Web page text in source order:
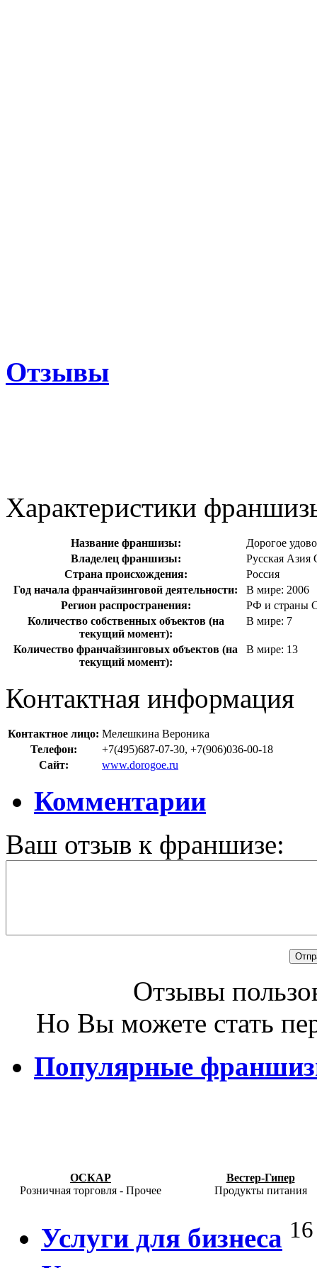
Отзывы
Характеристики
Название франшизы:
Дорогое
Владелец франшизы:
Русская
Страна происхождения:
Россия
Год начала франчайзинговой деятельности:
В мире: 2006
Регион распространения:
РФ и страны
Количество собственных объектов (на
текущий момент):
В мире: 7
Количество франчайзинговых объектов (на
текущий момент):
В мире: 13
Контактная информация
Контактное лицо: Мелешкина Вероника
Телефон:
+7(495)687-07-30, +7(906)036-00-18
Сайт:
www.dorogoe.ru
Комментарии
Ваш отзыв к франшизе:
Отзывы
Но Вы можете стать
Популярные
ОСКАР
Розничная торговля - Прочее
Вестер-Гипер
Продукты питания
Услуги для бизнеса 16